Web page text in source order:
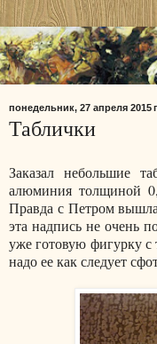
понедельник, 27 апреля 2015
Таблички
Заказал небольшие
алюминия толщиной
Правда с Петром
эта надпись не очень
уже готовую фигурку с
надо ее как следует